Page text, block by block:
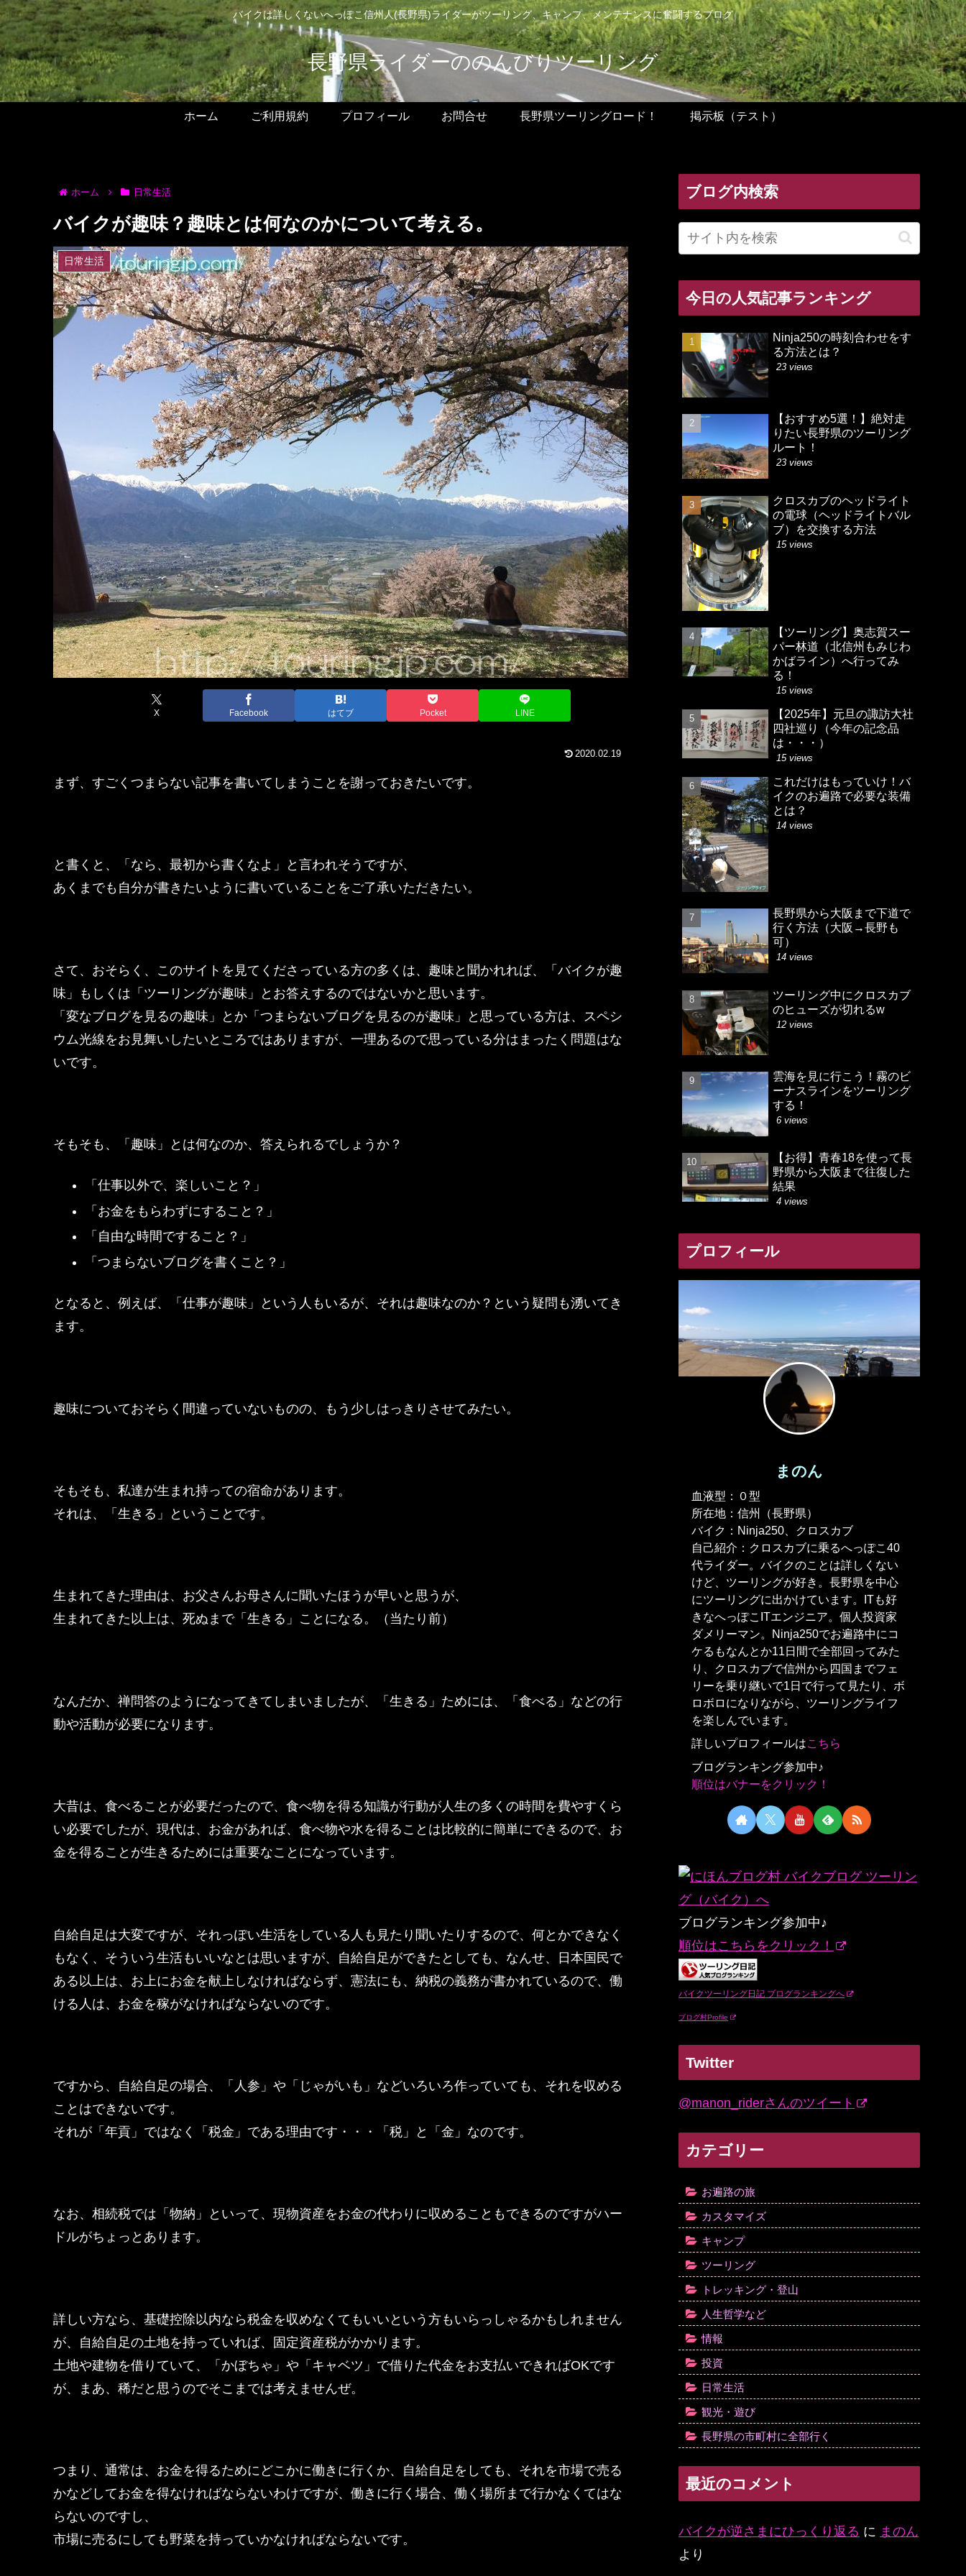
バイクは詳しくないへっぽこ信州人(長野県)ライダーがツーリング、キャンプ、メンテナンスに奮闘するブログ
長野県ライダーののんびりツーリング
ホーム ご利用規約 プロフィール お問合せ 長野県ツーリングロード！ 掲示板（テスト）
ホーム 日常生活
バイクが趣味？趣味とは何なのかについて考える。
日常生活
X Facebook はてブ Pocket LINE
2020.02.19
まず、すごくつまらない記事を書いてしまうことを謝っておきたいです。
と書くと、「なら、最初から書くなよ」と言われそうですが、
あくまでも自分が書きたいように書いていることをご了承いただきたい。
さて、おそらく、このサイトを見てくださっている方の多くは、趣味と聞かれれば、「バイクが趣
味」もしくは「ツーリングが趣味」とお答えするのではないかと思います。
「変なブログを見るの趣味」とか「つまらないブログを見るのが趣味」と思っている方は、スペシ
ウム光線をお見舞いしたいところではありますが、一理あるので思っている分はまったく問題はな
いです。
そもそも、「趣味」とは何なのか、答えられるでしょうか？
「仕事以外で、楽しいこと？」
「お金をもらわずにすること？」
「自由な時間ですること？」
「つまらないブログを書くこと？」
となると、例えば、「仕事が趣味」という人もいるが、それは趣味なのか？という疑問も湧いてき
ます。
趣味についておそらく間違っていないものの、もう少しはっきりさせてみたい。
そもそも、私達が生まれ持っての宿命があります。
それは、「生きる」ということです。
生まれてきた理由は、お父さんお母さんに聞いたほうが早いと思うが、
生まれてきた以上は、死ぬまで「生きる」ことになる。（当たり前）
なんだか、禅問答のようになってきてしまいましたが、「生きる」ためには、「食べる」などの行
動や活動が必要になります。
大昔は、食べることが必要だったので、食べ物を得る知識が行動が人生の多くの時間を費やすくら
い必要でしたが、現代は、お金があれば、食べ物や水を得ることは比較的に簡単にできるので、お
金を得ることが生きるためには重要なことになっています。
自給自足は大変ですが、それっぽい生活をしている人も見たり聞いたりするので、何とかできなく
もなく、そういう生活もいいなとは思いますが、自給自足ができたとしても、なんせ、日本国民で
ある以上は、お上にお金を献上しなければならず、憲法にも、納税の義務が書かれているので、働
ける人は、お金を稼がなければならないのです。
ですから、自給自足の場合、「人参」や「じゃがいも」などいろいろ作っていても、それを収める
ことはできないです。
それが「年貢」ではなく「税金」である理由です・・・「税」と「金」なのです。
なお、相続税では「物納」といって、現物資産をお金の代わりに収めることもできるのですがハー
ドルがちょっとあります。
詳しい方なら、基礎控除以内なら税金を収めなくてもいいという方もいらっしゃるかもしれません
が、自給自足の土地を持っていれば、固定資産税がかかります。
土地や建物を借りていて、「かぼちゃ」や「キャベツ」で借りた代金をお支払いできればOKです
が、まあ、稀だと思うのでそこまでは考えませんぜ。
つまり、通常は、お金を得るためにどこかに働きに行くか、自給自足をしても、それを市場で売る
かなどしてお金を得なければならないわけですが、働きに行く場合、働く場所まで行かなくてはな
らないのですし、
市場に売るにしても野菜を持っていかなければならないです。
ブログ内検索
今日の人気記事ランキング
Ninja250の時刻合わせをす
る方法とは？
23 views
【おすすめ5選！】絶対走
りたい長野県のツーリング
ルート！
23 views
クロスカブのヘッドライト
の電球（ヘッドライトバル
ブ）を交換する方法
15 views
【ツーリング】奥志賀スー
パー林道（北信州もみじわ
かばライン）へ行ってみ
る！
15 views
【2025年】元旦の諏訪大社
四社巡り（今年の記念品
は・・・）
15 views
これだけはもっていけ！バ
イクのお遍路で必要な装備
とは？
14 views
長野県から大阪まで下道で
行く方法（大阪→長野も
可）
14 views
ツーリング中にクロスカブ
のヒューズが切れるw
12 views
雲海を見に行こう！霧のビ
ーナスラインをツーリング
する！
6 views
【お得】青春18を使って長
野県から大阪まで往復した
結果
4 views
プロフィール
まのん
血液型：０型
所在地：信州（長野県）
バイク：Ninja250、クロスカブ
自己紹介：クロスカブに乗るへっぽこ40
代ライダー。バイクのことは詳しくない
けど、ツーリングが好き。長野県を中心
にツーリングに出かけています。ITも好
きなへっぽこITエンジニア。個人投資家
ダメリーマン。Ninja250でお遍路中にコ
ケるもなんとか11日間で全部回ってみた
り、クロスカブで信州から四国までフェ
リーを乗り継いで1日で行って見たり、ボ
ロボロになりながら、ツーリングライフ
を楽しんでいます。
詳しいプロフィールはこちら
ブログランキング参加中♪
順位はバナーをクリック！
ブログランキング参加中♪
順位はこちらをクリック！
バイクツーリング日記 ブログランキングへ
ブログ村Profile
Twitter
@manon_riderさんのツイート
カテゴリー
お遍路の旅
カスタマイズ
キャンプ
ツーリング
トレッキング・登山
人生哲学など
情報
投資
日常生活
観光・遊び
長野県の市町村に全部行く
最近のコメント
バイクが逆さまにひっくり返る に まのん
より